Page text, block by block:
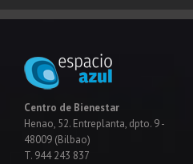
Centro de Bienestar
Henao, 52. Entreplanta, dpto. 9 -
48009 (Bilbao)
T. 944 243 837